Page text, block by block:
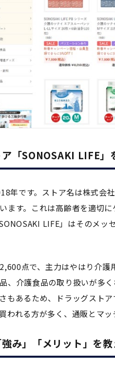
「SONOSAKI LIFE」
年です。ストア名は株式会
ます。これは高齢者を適切
LIFE」はそのメ
点で、主力はやはり介
、介護食品の取り扱いが多
もあるため、ドラッグスト
われる方が多く、通販とマッ
み」「メリット」を教